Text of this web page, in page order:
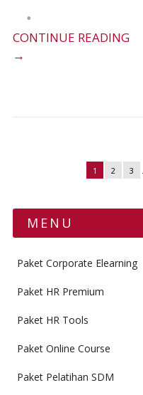
CONTINUE READING
→
1 2 3
MENU
Paket Corporate Elearning
Paket HR Premium
Paket HR Tools
Paket Online Course
Paket Pelatihan SDM